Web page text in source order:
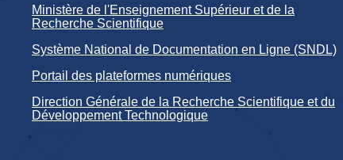
Ministère de l'Enseignement Supérieur et de la
Recherche Scientifique
Système National de Documentation en Ligne (SNDL)
Portail des plateformes numériques
Direction Générale de la Recherche Scientifique et du
Développement Technologique